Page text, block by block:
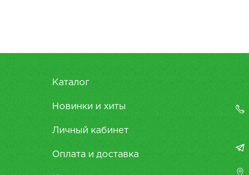
Каталог
Новинки и хиты
Личный кабинет
Оплата и доставка